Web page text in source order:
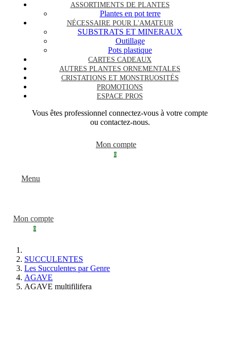
ASSORTIMENTS DE PLANTES
Plantes en pot terre
NÉCESSAIRE POUR L'AMATEUR
SUBSTRATS ET MINERAUX
Outillage
Pots plastique
CARTES CADEAUX
AUTRES PLANTES ORNEMENTALES
CRISTATIONS ET MONSTRUOSITÉS
PROMOTIONS
ESPACE PROS
Vous êtes professionnel connectez-vous à votre compte
ou contactez-nous.
Mon compte
0
Menu
Mon compte
0
SUCCULENTES
Les Succulentes par Genre
AGAVE
AGAVE multifilifera